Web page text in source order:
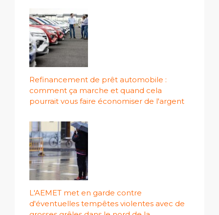
Refinancement de prêt automobile :
comment ça marche et quand cela
pourrait vous faire économiser de l'argent
L'AEMET met en garde contre
d'éventuelles tempêtes violentes avec de